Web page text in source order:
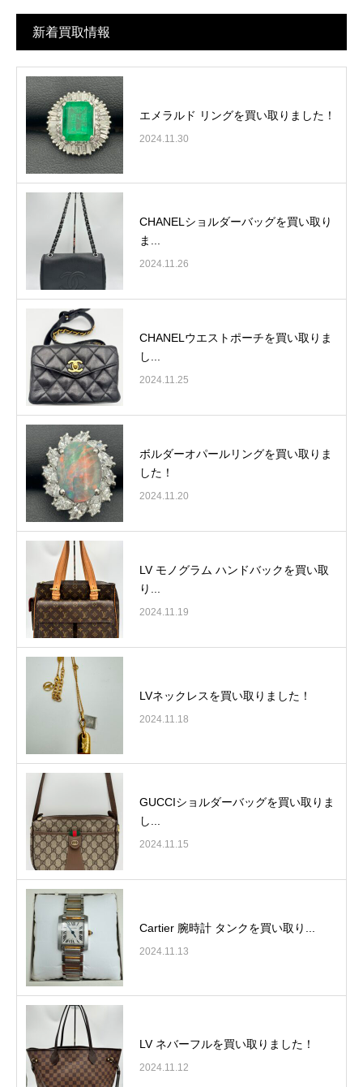
新着買取情報
エメラルド リングを買い取りました！
2024.11.30
CHANELショルダーバッグを買い取り
ま...
2024.11.26
CHANELウエストポーチを買い取りま
し...
2024.11.25
ボルダーオパールリングを買い取りま
した！
2024.11.20
LV モノグラム ハンドバックを買い取
り...
2024.11.19
LVネックレスを買い取りました！
2024.11.18
GUCCIショルダーバッグを買い取りま
し...
2024.11.15
Cartier 腕時計 タンクを買い取り...
2024.11.13
LV ネバーフルを買い取りました！
2024.11.12